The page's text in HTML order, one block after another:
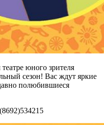
юного зрителя
сезон! Вас ждут яркие
полюбившиеся